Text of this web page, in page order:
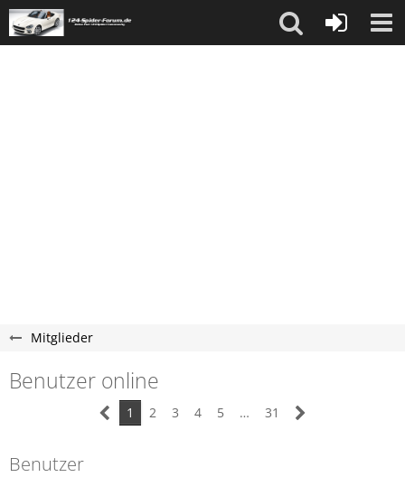
Mitglieder
Benutzer online
1 2 3 4 5 … 31
Benutzer